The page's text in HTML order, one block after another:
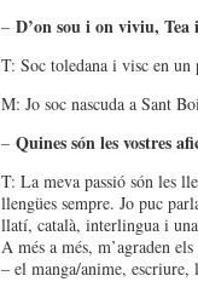
– D’on sou i on viviu,
T: Soc toledana i visc en un
M: Jo soc nascuda a Sant
– Quines són les vostres
T: La meva passió són les
llengües sempre. Jo puc
llatí, català, interlingua i
A més a més, m’agraden
– el manga/anime,